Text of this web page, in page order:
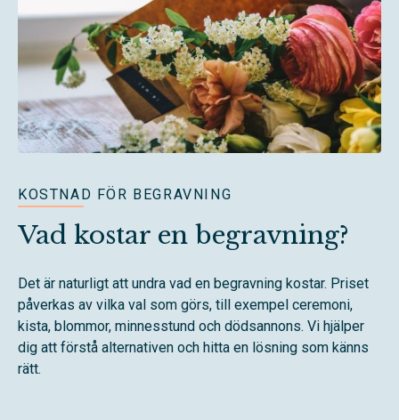
KOSTNAD FÖR BEGRAVNING
Vad kostar en begravning?
Det är naturligt att undra vad en begravning kostar. Priset
påverkas av vilka val som görs, till exempel ceremoni,
kista, blommor, minnesstund och dödsannons. Vi hjälper
dig att förstå alternativen och hitta en lösning som känns
rätt.